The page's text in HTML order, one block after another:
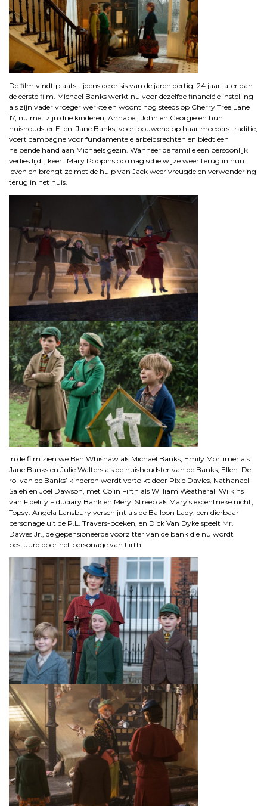
De film vindt plaats tijdens de crisis van de jaren dertig, 24 jaar later dan
de eerste film. Michael Banks werkt nu voor dezelfde financiële instelling
als zijn vader vroeger werkte en woont nog steeds op Cherry Tree Lane
17, nu met zijn drie kinderen, Annabel, John en Georgie en hun
huishoudster Ellen. Jane Banks, voortbouwend op haar moeders traditie,
voert campagne voor fundamentele arbeidsrechten en biedt een
helpende hand aan Michaels gezin. Wanneer de familie een persoonlijk
verlies lijdt, keert Mary Poppins op magische wijze weer terug in hun
leven en brengt ze met de hulp van Jack weer vreugde en verwondering
terug in het huis.
In de film zien we Ben Whishaw als Michael Banks; Emily Mortimer als
Jane Banks en Julie Walters als de huishoudster van de Banks, Ellen. De
rol van de Banks’ kinderen wordt vertolkt door Pixie Davies, Nathanael
Saleh en Joel Dawson, met Colin Firth als William Weatherall Wilkins
van Fidelity Fiduciary Bank en Meryl Streep als Mary’s excentrieke nicht,
Topsy. Angela Lansbury verschijnt als de Balloon Lady, een dierbaar
personage uit de P.L. Travers-boeken, en Dick Van Dyke speelt Mr.
Dawes Jr., de gepensioneerde voorzitter van de bank die nu wordt
bestuurd door het personage van Firth.